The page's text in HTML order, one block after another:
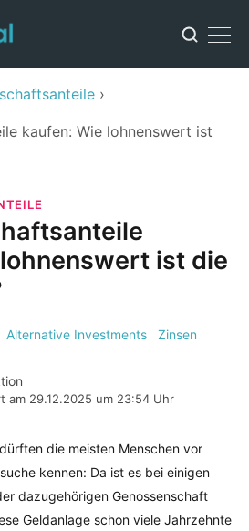
kaufen: Wie lohnenswert ist
ist die
Alternative Investments Zinsen
am 29.12.2025 um 23:54 Uhr
die meisten Menschen vor
kennen: Da ist es bei einigen
dazugehörigen Genossenschaft
Geldanlage schon viele Jahrzehnte